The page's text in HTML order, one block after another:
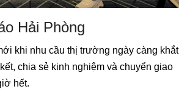
Hải Phòng
khi nhu cầu thị trường ngày càng khắt
chia sẻ kinh nghiệm và chuyển giao
hết.